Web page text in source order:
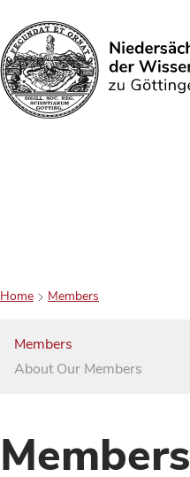
Search
Home Members
Members
About Our Members
Members